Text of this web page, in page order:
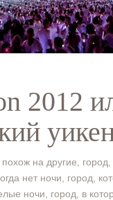
2012
на другие,
нет ночи, город,
ночи, город, в